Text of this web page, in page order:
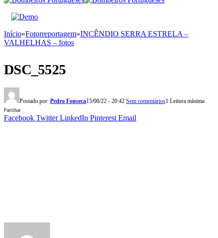
Início»Fotorreportagem»INCÊNDIO SERRA ESTRELA –
VALHELHAS – fotos
DSC_5525
Postado por: Pedro Fonseca15/08/22 - 20:42 Sem comentários1 Leitura mínima
Partilhar
Facebook Twitter LinkedIn Pinterest Email